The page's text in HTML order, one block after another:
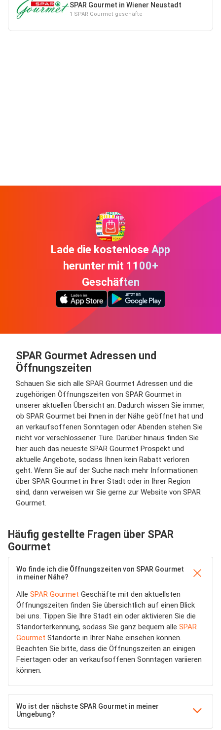
SPAR Gourmet in Wiener Neustadt
1 SPAR Gourmet geschäfte
Lade die kostenlose App
herunter mit 1100+
Geschäften
SPAR Gourmet Adressen und
Öffnungszeiten
Schauen Sie sich alle SPAR Gourmet Adressen und die
zugehörigen Öffnungszeiten von SPAR Gourmet in
unserer aktuellen Übersicht an. Dadurch wissen Sie immer,
ob SPAR Gourmet bei Ihnen in der Nähe geöffnet hat und
an verkaufsoffenen Sonntagen oder Abenden stehen Sie
nicht vor verschlossener Türe. Darüber hinaus finden Sie
hier auch das neueste SPAR Gourmet Prospekt und
aktuelle Angebote, sodass Ihnen kein Rabatt verloren
geht. Wenn Sie auf der Suche nach mehr Informationen
über SPAR Gourmet in Ihrer Stadt oder in Ihrer Region
sind, dann verweisen wir Sie gerne zur Website von SPAR
Gourmet.
Häufig gestellte Fragen über SPAR
Gourmet
Wo finde ich die Öffnungszeiten von SPAR Gourmet
in meiner Nähe?
Alle SPAR Gourmet Geschäfte mit den aktuellsten
Öffnungszeiten finden Sie übersichtlich auf einen Blick
bei uns. Tippen Sie Ihre Stadt ein oder aktivieren Sie die
Standorterkennung, sodass Sie ganz bequem alle SPAR
Gourmet Standorte in Ihrer Nähe einsehen können.
Beachten Sie bitte, dass die Öffnungszeiten an einigen
Feiertagen oder an verkaufsoffenen Sonntagen variieren
können.
Wo ist der nächste SPAR Gourmet in meiner
Umgebung?